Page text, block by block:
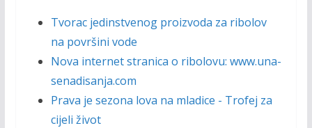
Tvorac jedinstvenog proizvoda za ribolov
na površini vode
Nova internet stranica o ribolovu: www.una-
senadisanja.com
Prava je sezona lova na mladice - Trofej za
cijeli život